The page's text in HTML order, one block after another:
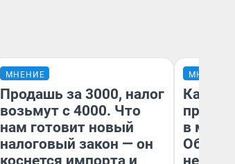
МНЕНИЕ
Продашь за 3000, налог
возьмут с 4000. Что
нам готовит новый
налоговый закон — он
коснется импорта и
МНЕНИЕ
Какие
в
Обзор